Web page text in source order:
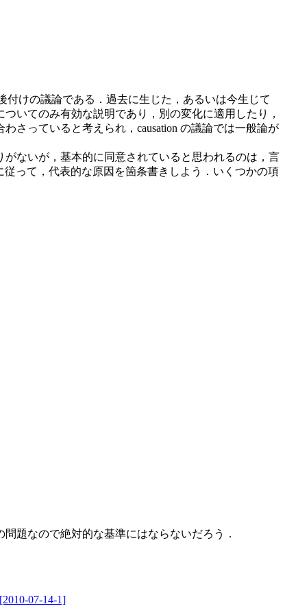
けの議論である．過去に生じた，あるいは今生じて
いてのみ有効な説明であり，別の変化に適用したり，
さっていると考えられ，causation の議論では一般論が
ないが，基本的に同意されていると思われるのは，言
従って，代表的な原因を箇条書きしよう．いくつかの項
題なので絶対的な基準にはならないだろう．
[2010-07-14-1]